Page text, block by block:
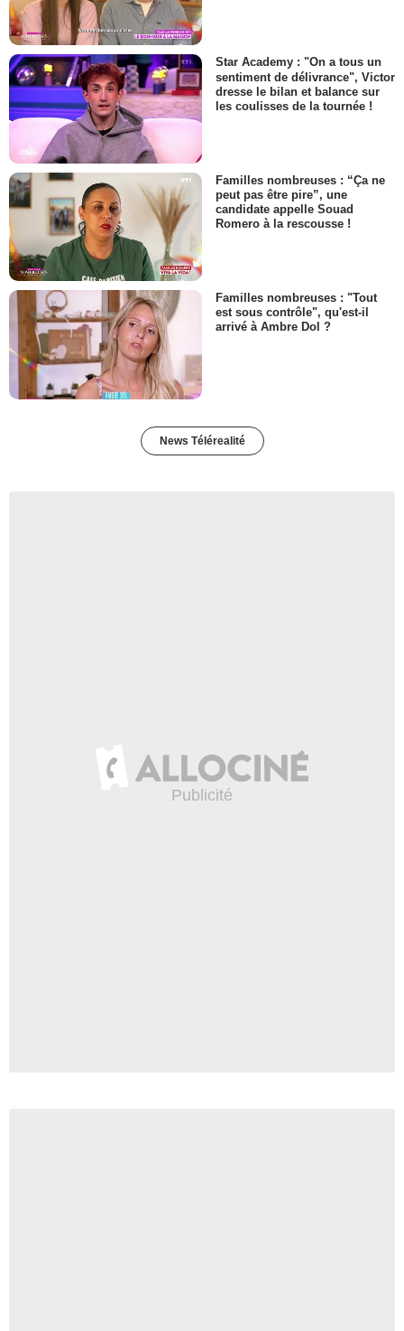
Star Academy : "On a tous un
sentiment de délivrance", Victor
dresse le bilan et balance sur
les coulisses de la tournée !
Familles nombreuses : “Ça ne
peut pas être pire”, une
candidate appelle Souad
Romero à la rescousse !
Familles nombreuses : "Tout
est sous contrôle", qu'est-il
arrivé à Ambre Dol ?
News Télérealité